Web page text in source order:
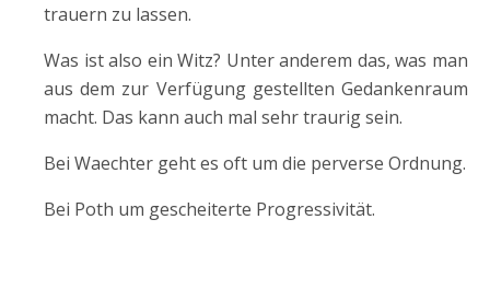
trauern zu lassen.
Was ist also ein Witz? Unter anderem das, was man
aus dem zur Verfügung gestellten Gedankenraum
macht. Das kann auch mal sehr traurig sein.
Bei Waechter geht es oft um die perverse Ordnung.
Bei Poth um gescheiterte Progressivität.